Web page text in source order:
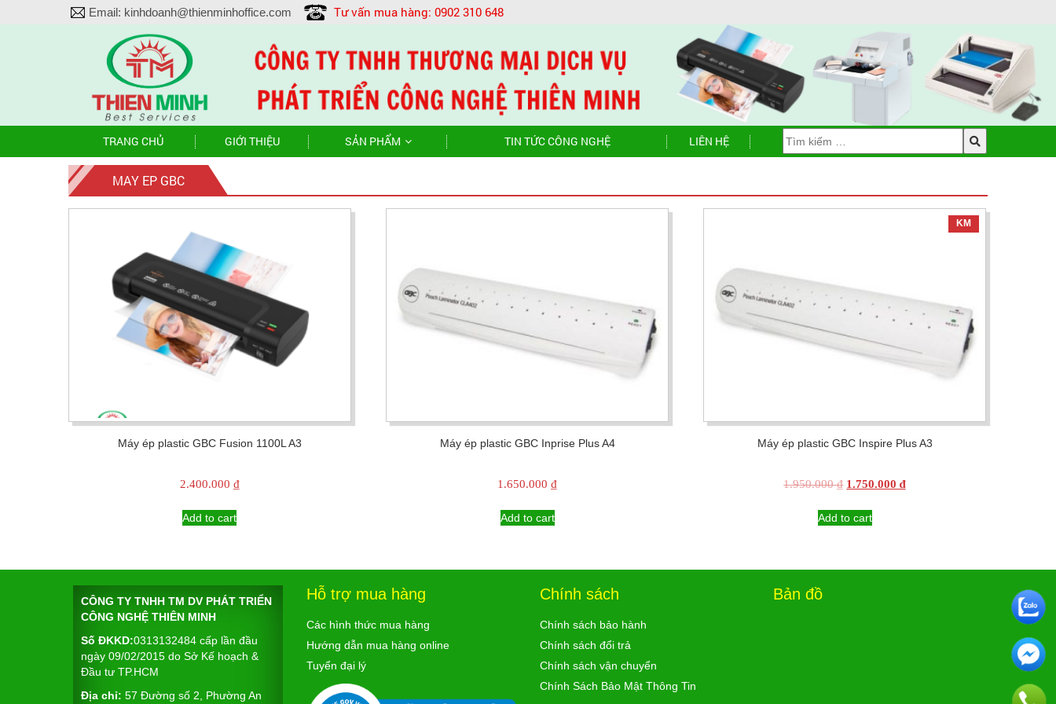
Email: kinhdoanh@thienminhoffice.com Tư vấn mua hàng: 0902 310 648
TRANG CHỦ GIỚI THIỆU SẢN PHẨM TIN TỨC CÔNG NGHỆ LIÊN HỆ
MAY EP GBC
Máy ép plastic GBC Fusion 1100L A3
2.400.000 ₫
Add to cart
Máy ép plastic GBC Inprise Plus A4
1.650.000₫
Add to cart
KM
Máy ép plastic GBC Inspire Plus A3
1.950.000₫ Original
was:
1.750.000₫Current
Add to cart
CÔNG TY TNHH TM DV PHÁT TRIỂN
CÔNG NGHỆ THIÊN MINH
Số ĐKKD:0313132484 cấp lần đầu
ngày 09/02/2015 do Sở Kế hoạch &
Đầu tư TP.HCM
Địa chỉ: 57 Đường số 2, Phường An
Hỗ trợ mua hàng
Các hình thức mua hàng
Hướng dẫn mua hàng online
Tuyển đại lý
Chính sách
Chính sách bảo hành
Chính sách đổi trả
Chính sách vận chuyển
Chính Sách Bảo Mật Thông Tin
Bản đồ